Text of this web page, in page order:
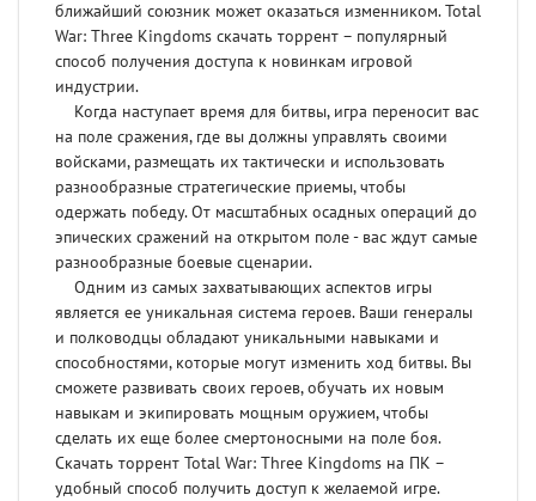
ближайший союзник может оказаться изменником. Total
War: Three Kingdoms скачать торрент – популярный
способ получения доступа к новинкам игровой
индустрии.
Когда наступает время для битвы, игра переносит вас
на поле сражения, где вы должны управлять своими
войсками, размещать их тактически и использовать
разнообразные стратегические приемы, чтобы
одержать победу. От масштабных осадных операций до
эпических сражений на открытом поле - вас ждут самые
разнообразные боевые сценарии.
Одним из самых захватывающих аспектов игры
является ее уникальная система героев. Ваши генералы
и полководцы обладают уникальными навыками и
способностями, которые могут изменить ход битвы. Вы
сможете развивать своих героев, обучать их новым
навыкам и экипировать мощным оружием, чтобы
сделать их еще более смертоносными на поле боя.
Скачать торрент Total War: Three Kingdoms на ПК –
удобный способ получить доступ к желаемой игре.